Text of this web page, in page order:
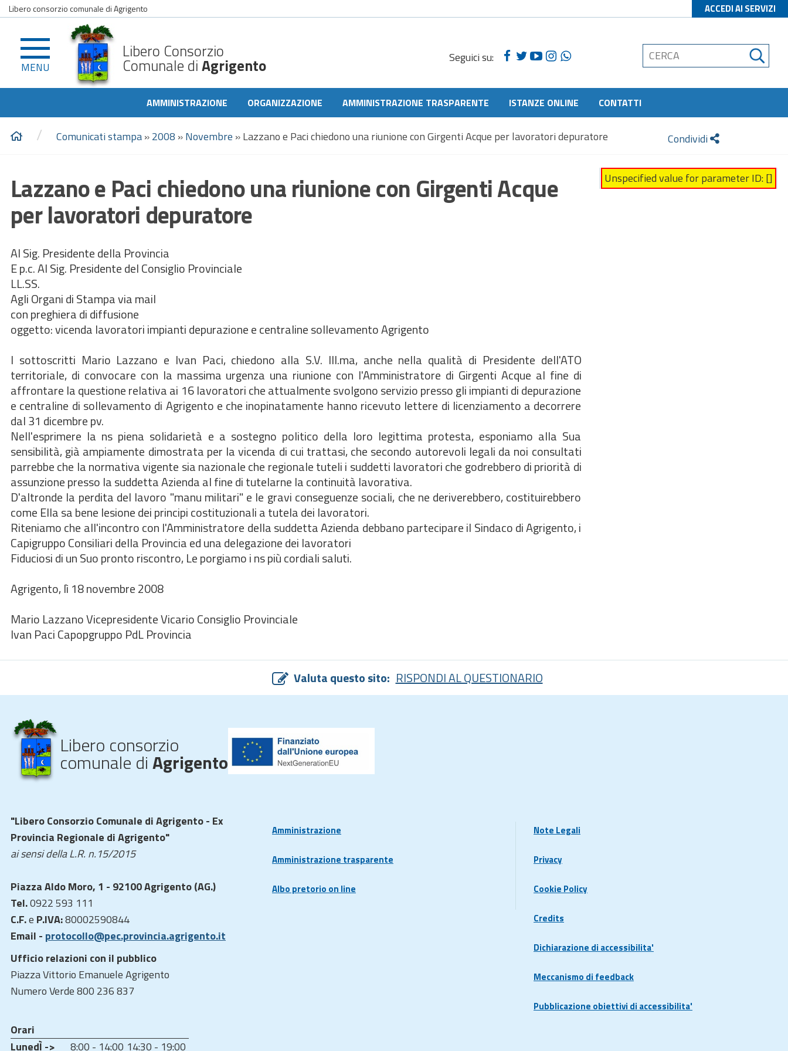
Libero consorzio comunale di Agrigento ACCEDI AI SERVIZI
MENU
Libero Consorzio
Comunale diAgrigento Seguici su:
AMMINISTRAZIONE ORGANIZZAZIONE AMMINISTRAZIONE TRASPARENTE ISTANZE ONLINE CONTATTI
/ Comunicati stampa»2008 »Novembre »Lazzano e Paci chiedono una riunione con Girgenti Acque per lavoratori depuratore Condividi
Lazzano e Paci chiedono una riunione con Girgenti Acque
per lavoratori depuratore
Al Sig. Presidente della Provincia
E p.c. Al Sig. Presidente del Consiglio Provinciale
LL.SS.
Agli Organi di Stampa via mail
con preghiera di diffusione
oggetto: vicenda lavoratori impianti depurazione e centraline sollevamento Agrigento
I sottoscritti Mario Lazzano e Ivan Paci, chiedono alla S.V. Ill.ma, anche nella qualità di Presidente dell'ATO
territoriale, di convocare con la massima urgenza una riunione con l'Amministratore di Girgenti Acque al fine di
affrontare la questione relativa ai 16 lavoratori che attualmente svolgono servizio presso gli impianti di depurazione
e centraline di sollevamento di Agrigento e che inopinatamente hanno ricevuto lettere di licenziamento a decorrere
dal 31 dicembre pv.
Nell'esprimere la ns piena solidarietà e a sostegno politico della loro legittima protesta, esponiamo alla Sua
sensibilità, già ampiamente dimostrata per la vicenda di cui trattasi, che secondo autorevoli legali da noi consultati
parrebbe che la normativa vigente sia nazionale che regionale tuteli i suddetti lavoratori che godrebbero di priorità di
assunzione presso la suddetta Azienda al fine di tutelarne la continuità lavorativa.
D'altronde la perdita del lavoro "manu militari" e le gravi conseguenze sociali, che ne deriverebbero, costituirebbero
come Ella sa bene lesione dei principi costituzionali a tutela dei lavoratori.
Riteniamo che all'incontro con l'Amministratore della suddetta Azienda debbano partecipare il Sindaco di Agrigento, i
Capigruppo Consiliari della Provincia ed una delegazione dei lavoratori
Fiduciosi di un Suo pronto riscontro, Le porgiamo i ns più cordiali saluti.
Agrigento, lì 18 novembre 2008
Mario Lazzano Vicepresidente Vicario Consiglio Provinciale
Ivan Paci Capopgruppo PdL Provincia
Unspecified value for parameter ID: []
Valuta questo sito: RISPONDI AL QUESTIONARIO
Libero consorzio
comunale diAgrigento
"Libero Consorzio Comunale di Agrigento - Ex
Provincia Regionale di Agrigento"
ai sensi della L.R. n.15/2015
Piazza Aldo Moro, 1 - 92100 Agrigento (AG.)
Tel.0922 593 111
C.F.e P.IVA:80002590844
Email - protocollo@pec.provincia.agrigento.it
Ufficio relazioni con il pubblico
Piazza Vittorio Emanuele Agrigento
Numero Verde 800 236 837
Orari
LunedÌ ->
8:00 - 14:00 14:30 - 19:00
Amministrazione
Amministrazione trasparente
Albo pretorio on line
Note Legali
Privacy
Cookie Policy
Credits
Dichiarazione di accessibilita'
Meccanismo di feedback
Pubblicazione obiettivi di accessibilita'